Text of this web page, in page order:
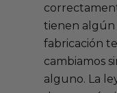
tienen
fabricación
cambiamos
alguno. La